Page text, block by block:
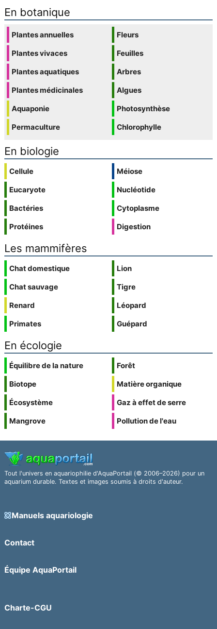
En botanique
Plantes annuelles
Plantes vivaces
Plantes aquatiques
Plantes médicinales
Aquaponie
Permaculture
Fleurs
Feuilles
Arbres
Algues
Photosynthèse
Chlorophylle
En biologie
Cellule
Eucaryote
Bactéries
Protéines
Méiose
Nucléotide
Cytoplasme
Digestion
Les mammifères
Chat domestique
Chat sauvage
Renard
Primates
Lion
Tigre
Léopard
Guépard
En écologie
Équilibre de la nature
Biotope
Écosystème
Mangrove
Forêt
Matière organique
Gaz à effet de serre
Pollution de l'eau
Tout l'univers en aquariophilie d'AquaPortail (© 2006–2026) pour un
aquarium durable. Textes et images soumis à droits d'auteur.
Manuels aquariologie
Contact
Équipe AquaPortail
Charte-CGU